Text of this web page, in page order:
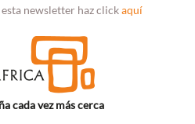
newsletter haz clickaquí
cada vez más cerca